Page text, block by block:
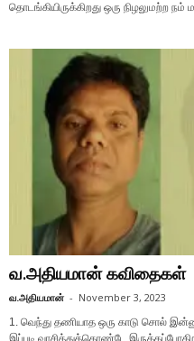
தொடங்கியிருக்கிறது ஒரு நிழலுமற்ற
வ.அதியமான் கவிதைகள்
வ.அதியமான் - November 3, 2023
1. வெந்து தணியாத ஒரு காடு சொல்
இப்படி வாசித்துக்கொண்டே